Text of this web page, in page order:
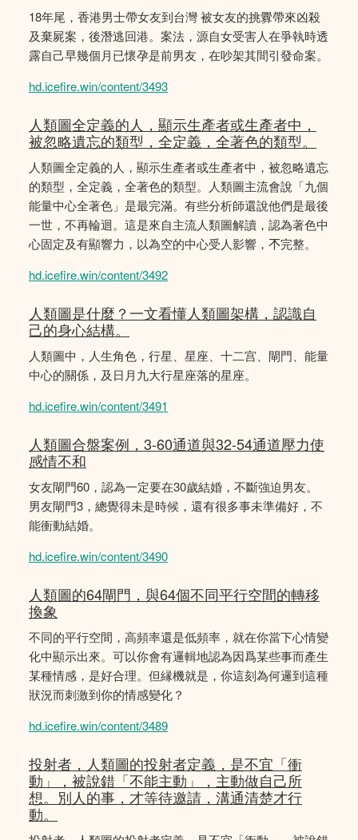
18年尾，香港男士帶女友到台灣 被女友的挑釁帶來凶殺
及棄屍案，後潛逃回港。案法，源自女受害人在爭執時透
露自己早幾個月已懷孕是前男友，在吵架其間引發命案。
hd.icefire.win/content/3493
人類圖全定義的人，顯示生產者或生產者中，
被忽略遺忘的類型，全定義，全著色的類型。
人類圖全定義的人，顯示生產者或生產者中，被忽略遺忘
的類型，全定義，全著色的類型。人類圖主流會說「九個
能量中心全著色」是最完滿。有些分析師還說他們是最後
一世，不再輪迴。這是來自主流人類圖解讀，認為著色中
心固定及有顯響力，以為空的中心受人影響，𣎴完整。
hd.icefire.win/content/3492
人類圖是什麼？一文看懂人類圖架構，認識自
己的身心結構。
人類圖中，人生角色，行星、星座、十二宫、閘門、能量
中心的關係，及日月九大行星座落的星座。
hd.icefire.win/content/3491
人類圖合盤案例，3-60通道與32-54通道壓力使
感情不和
女友閘門60，認為一定要在30歲結婚，不斷強迫男友。
男友閘門3，總覺得未是時候，還有很多事未準備好，不
能衝動結婚。
hd.icefire.win/content/3490
人類圖的64閘門，與64個不同平行空間的轉移
換象
不同的平行空間，高頻率還是低頻率，就在你當下心情變
化中顯示出來。可以你會有邏輯地認為因爲某些事而產生
某種情感，是好合理。但縁機就是，你這刻為何邏到這種
狀況而刺激到你的情感變化？
hd.icefire.win/content/3489
投射者，人類圖的投射者定義，是不宜「衝
動」，被說錯「不能主動」，主動做自己所
想。別人的事，才等待邀請，溝通清楚才行
動。